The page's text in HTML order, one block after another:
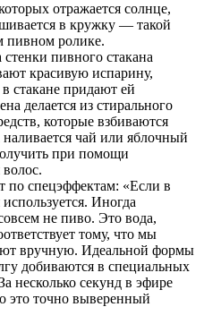
отражается солнце,
в кружку — такой
пивном ролике.
пивного стакана
красивую испарину,
стакане придают ей
делается из стирального
которые взбиваются
чай или яблочный
при помощи
по спецэффектам: «Если в
Иногда
не пиво. Это вода,
тому, что мы
вручную. Идеальной формы
добиваются в специальных
несколько секунд в эфире
это точно выверенный